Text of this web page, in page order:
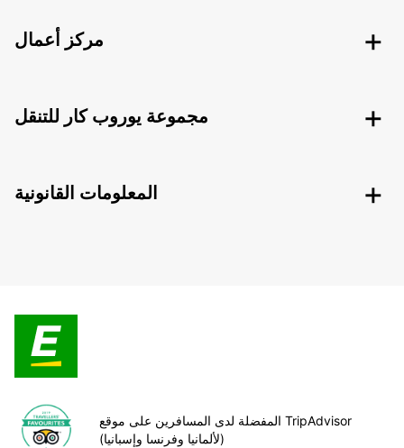
مركز أعمال
مجموعة يوروب كار للتنقل
المعلومات القانونية
المفضلة لدى المسافرين على موقع TripAdvisor
(لألمانيا وفرنسا وإسبانيا)